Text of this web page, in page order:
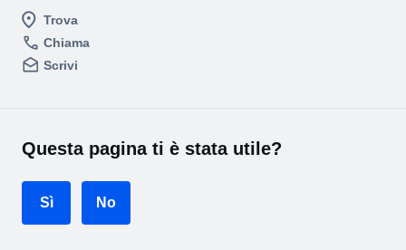
Trova
Chiama
Scrivi
Questa pagina ti è stata utile?
Sì No